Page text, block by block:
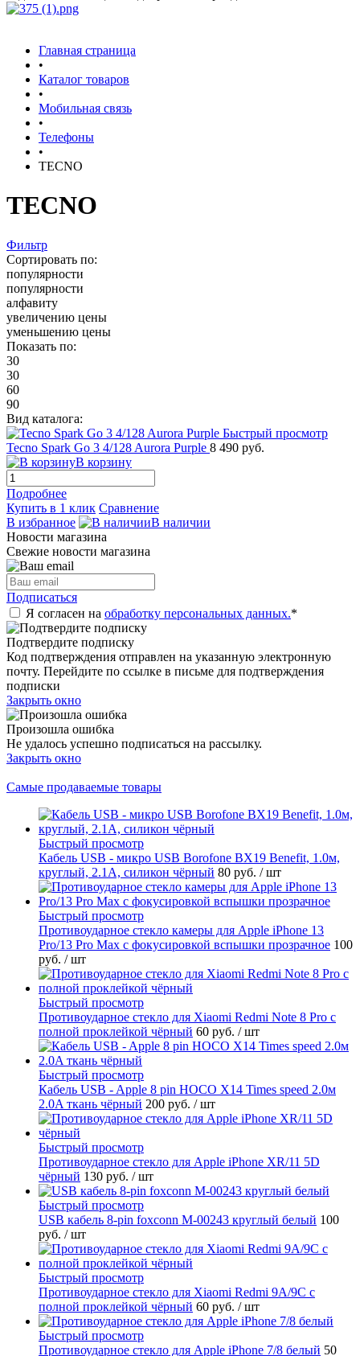
Главная страница
•
Каталог товаров
•
Мобильная связь
•
Телефоны
•
TECNO
TECNO
Фильтр
Сортировать по:
популярности
популярности
алфавиту
увеличению цены
уменьшению цены
Показать по:
30
30
60
90
Вид каталога:
Быстрый просмотр
Tecno Spark Go 3 4/128 Aurora Purple 8 490 руб.
В корзину
Подробнее
Купить в 1 клик Сравнение
В избранное
В наличии
Новости магазина
Свежие новости магазина
Подписаться
Я согласен на обработку персональных данных.*
Подтвердите подписку
Код подтверждения отправлен на указанную электронную
почту. Перейдите по ссылке в письме для подтверждения
подписки
Закрыть окно
Произошла ошибка
Не удалось успешно подписаться на рассылку.
Закрыть окно
Самые продаваемые товары
Быстрый просмотр
Кабель USB - микро USB Borofone BX19 Benefit, 1.0м,
круглый, 2.1A, силикон чёрный 80 руб. / шт
Быстрый просмотр
Противоударное стекло камеры для Apple iPhone 13
Pro/13 Pro Max с фокусировкой вспышки прозрачное 100
руб. / шт
Быстрый просмотр
Противоударное стекло для Xiaomi Redmi Note 8 Pro с
полной проклейкой чёрный 60 руб. / шт
Быстрый просмотр
Кабель USB - Apple 8 pin HOCO X14 Times speed 2.0м
2.0A ткань чёрный 200 руб. / шт
Быстрый просмотр
Противоударное стекло для Apple iPhone XR/11 5D
чёрный 130 руб. / шт
Быстрый просмотр
USB кабель 8-pin foxconn M-00243 круглый белый 100
руб. / шт
Быстрый просмотр
Противоударное стекло для Xiaomi Redmi 9A/9C с
полной проклейкой чёрный 60 руб. / шт
Быстрый просмотр
Противоударное стекло для Apple iPhone 7/8 белый 50